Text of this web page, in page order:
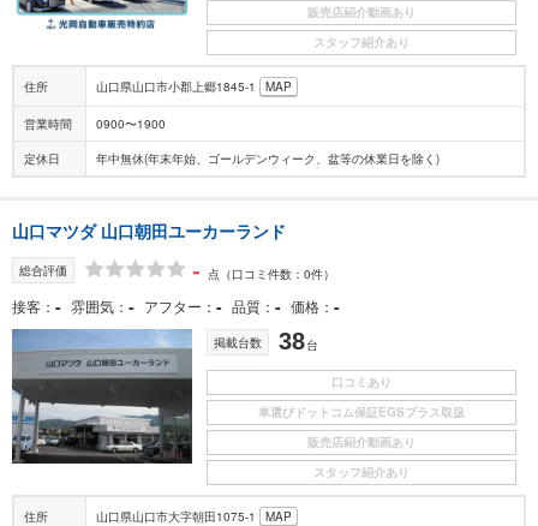
販売店紹介動画あり
スタッフ紹介あり
住所 山口県山口市小郡上郷1845-1 MAP
営業時間 0900〜1900
定休日 年中無休(年末年始、ゴールデンウィーク、盆等の休業日を除く)
山口マツダ 山口朝田ユーカーランド
総合評価 - 点 （口コミ件数：0件）
接客 - 雰囲気 - アフター - 品質 - 価格 -
掲載台数 38台
口コミあり
車選びドットコム保証EGSプラス取扱
販売店紹介動画あり
スタッフ紹介あり
住所 山口県山口市大字朝田1075-1 MAP